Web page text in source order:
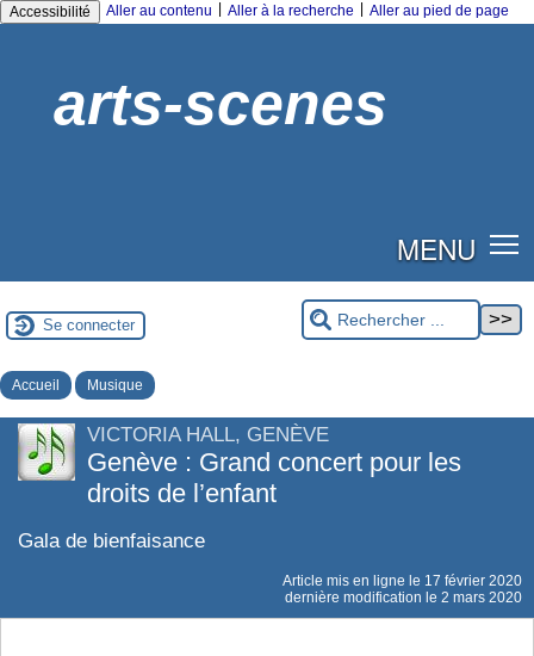
Accessibilité Aller au contenu Aller à la recherche Aller au pied de page
arts-scenes
MENU
Se connecter
Accueil Musique
VICTORIA HALL, GENÈVE
Genève : Grand concert pour les
droits de l’enfant
Gala de bienfaisance
Article mis en ligne le 17 février 2020
dernière modification le 2 mars 2020